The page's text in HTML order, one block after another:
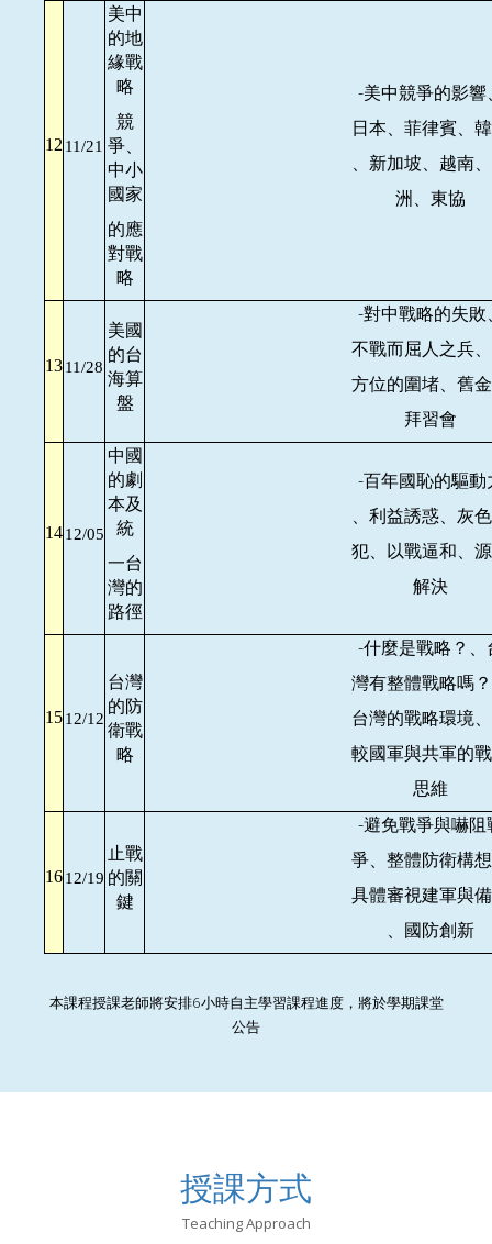
12 11/21
美中
的地
緣戰
略
競
爭、
中小
國家
的應
對戰
略
-美中競爭的影響
日本、菲律賓、
、新加坡、越南
洲、東協
1311/28
美國
的台
海算
盤
-對中戰略的失敗
不戰而屈人之兵
方位的圍堵、舊
拜習會
1412/05
中國
的劇
本及
統
一台
灣的
路徑
-百年國恥的驅動
、利益誘惑、灰
犯、以戰逼和、
解決
1512/12
台灣
的防
衛戰
略
-什麼是戰略？、
灣有整體戰略嗎
台灣的戰略環境
較國軍與共軍的
思維
1612/19
止戰
的關
鍵
-避免戰爭與嚇阻
爭、整體防衛構
具體審視建軍與
、國防創新
本課程授課老師將安排6小時自主學習課程進度，將於學期課堂
公告
授課方式
Teaching Approach